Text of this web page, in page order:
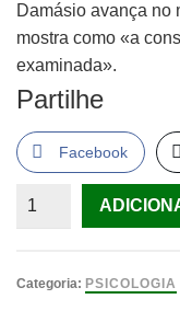
Damásio avança no
mostra como «a
examinada».
Partilhe
Facebook
Quantidade
O
Categoria: PSICOLOGIA